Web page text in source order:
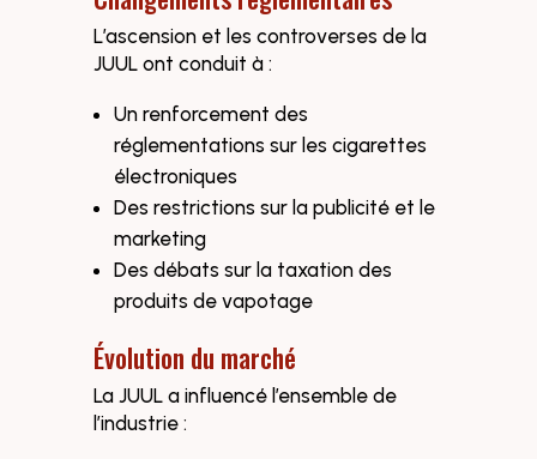
L’ascension et les controverses de la
JUUL ont conduit à :
Un renforcement des
réglementations sur les cigarettes
électroniques
Des restrictions sur la publicité et le
marketing
Des débats sur la taxation des
produits de vapotage
Évolution du marché
La JUUL a influencé l’ensemble de
l’industrie :